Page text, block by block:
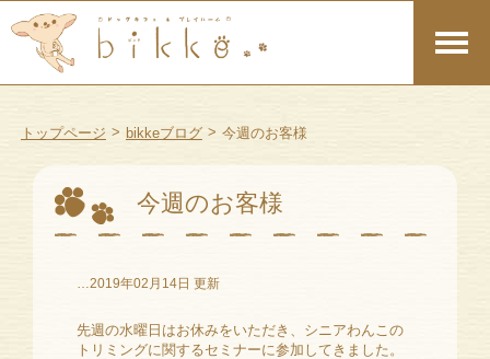
トップページ > bikkeブログ > 今週のお客様
今週のお客様
…2019年02月14日 更新
先週の水曜日はお休みをいただき、シニアわんこの
トリミングに関するセミナーに参加してきました。